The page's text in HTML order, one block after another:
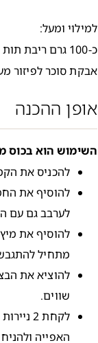
למילוי ומעל:
כ-100 גרם ריבת תות (או כל ריבה או ממרח שאוהבים)
אבקת סוכר לפיזור
אופן ההכנה
השימוש הוא בכוס מידה
להכניס את
להוסיף את
לערבב גם עם
להוסיף את
מתחיל
להוציא את
שווים.
לקחת 2
האפייה